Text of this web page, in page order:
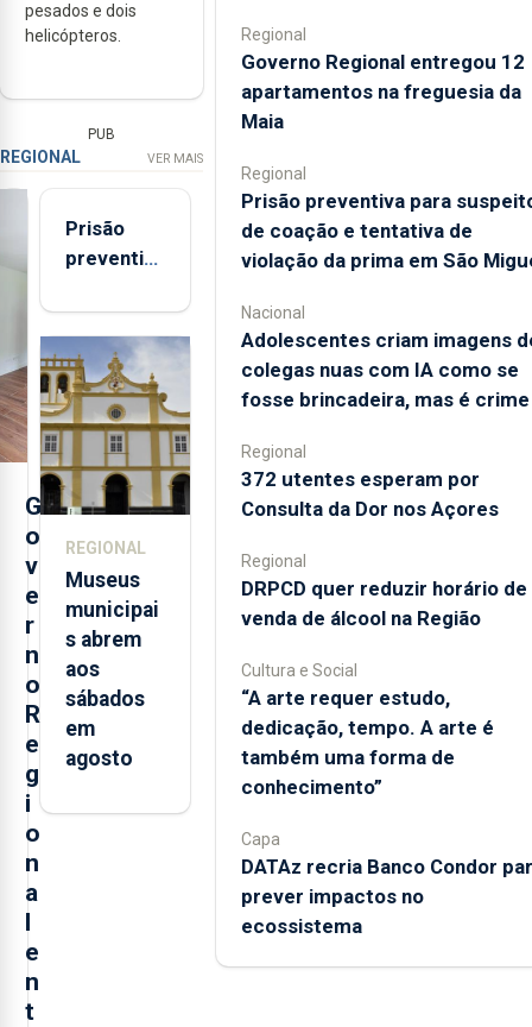
pesados e dois
helicópteros.
PUB
REGIONAL VER MAIS
G
o
v
e
r
n
o
R
e
g
i
o
n
a
l
e
n
t
Prisão
preventiva
suspeito
de coação
e
tentativa
de
violação
da prima
Miguel
REGIONAL
Museus
municipai
s abrem
aos
sábados
em
agosto
Regional
Governo Regional entregou 12
apartamentos na freguesia da
Maia
Regional
Prisão preventiva para
de coação e tentativa de
violação da prima em São
Nacional
Adolescentes criam imagens
colegas nuas com IA como se
fosse brincadeira, mas é crime
Regional
372 utentes esperam por
Consulta da Dor nos Açores
Regional
DRPCD quer reduzir horário de
venda de álcool na Região
Cultura e Social
“A arte requer estudo,
dedicação, tempo. A arte é
também uma forma de
conhecimento”
Capa
DATAz recria Banco Condor
prever impactos no
ecossistema